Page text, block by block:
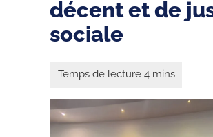
décent et de
sociale